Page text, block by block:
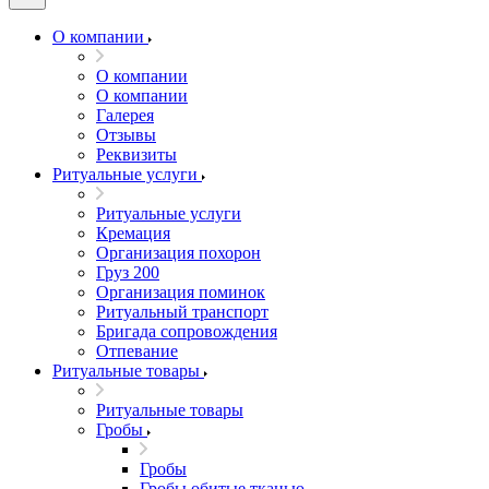
О компании
О компании
О компании
Галерея
Отзывы
Реквизиты
Ритуальные услуги
Ритуальные услуги
Кремация
Организация похорон
Груз 200
Организация поминок
Ритуальный транспорт
Бригада сопровождения
Отпевание
Ритуальные товары
Ритуальные товары
Гробы
Гробы